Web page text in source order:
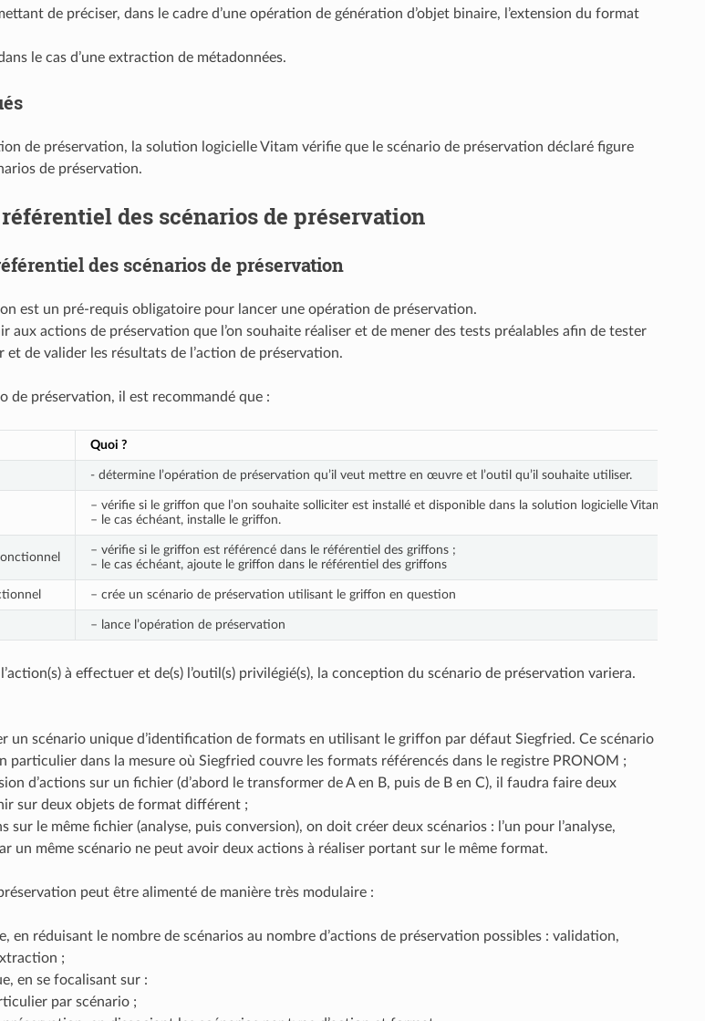
de préciser, dans le cadre d’une opération de génération d’objet binaire, l’extension du format
le cas d’une extraction de métadonnées.
de préservation, la solution logicielle Vitam vérifie que le scénario de préservation déclaré figure
de préservation.
des scénarios de préservation
des scénarios de préservation
est un pré-requis obligatoire pour lancer une opération de préservation.
aux actions de préservation que l’on souhaite réaliser et de mener des tests préalables afin de tester
et de valider les résultats de l’action de préservation.
de préservation, il est recommandé que :
Quoi ?
- détermine l’opération de préservation qu’il veut mettre en œuvre et l’outil qu’il souhaite utiliser.
– vérifie si le griffon que l’on souhaite solliciter est installé et disponible dans la solution logicielle Vitam
– le cas échéant, installe le griffon.
– vérifie si le griffon est référencé dans le référentiel des griffons ;
– le cas échéant, ajoute le griffon dans le référentiel des griffons
– crée un scénario de préservation utilisant le griffon en question
– lance l’opération de préservation
à effectuer et de(s) l’outil(s) privilégié(s), la conception du scénario de préservation variera.
un scénario unique d’identification de formats en utilisant le griffon par défaut Siegfried. Ce scénario
particulier dans la mesure où Siegfried couvre les formats référencés dans le registre PRONOM ;
d’actions sur un fichier (d’abord le transformer de A en B, puis de B en C), il faudra faire deux
sur deux objets de format différent ;
sur le même fichier (analyse, puis conversion), on doit créer deux scénarios : l’un pour l’analyse,
un même scénario ne peut avoir deux actions à réaliser portant sur le même format.
peut être alimenté de manière très modulaire :
en réduisant le nombre de scénarios au nombre d’actions de préservation possibles : validation,
;
en se focalisant sur :
par scénario ;